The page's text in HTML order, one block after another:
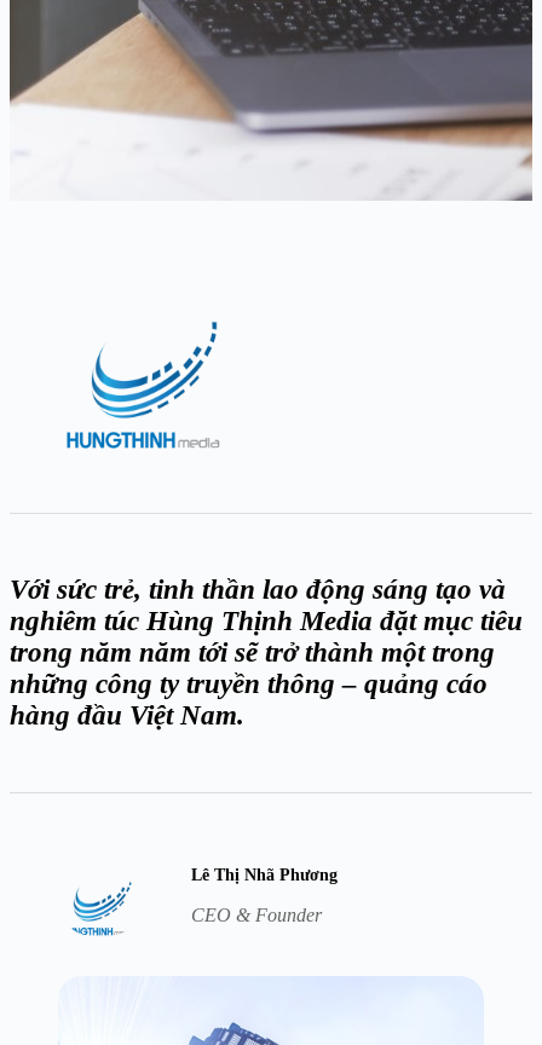
Với sức trẻ, tinh thần lao động sáng tạo và
nghiêm túc Hùng Thịnh Media đặt mục tiêu
trong năm năm tới sẽ trở thành một trong
những công ty truyền thông – quảng cáo
hàng đầu Việt Nam.
Lê Thị Nhã Phương
CEO & Founder